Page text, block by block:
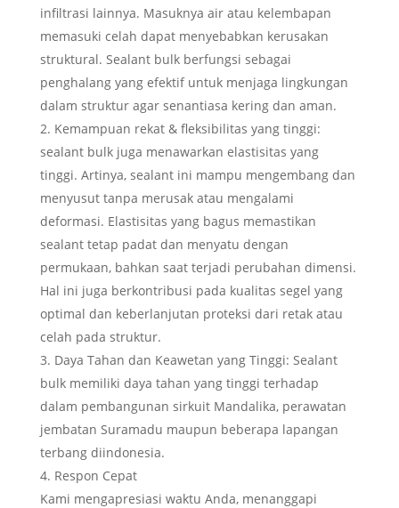
infiltrasi lainnya. Masuknya air atau kelembapan
memasuki celah dapat menyebabkan kerusakan
struktural. Sealant bulk berfungsi sebagai
penghalang yang efektif untuk menjaga lingkungan
dalam struktur agar senantiasa kering dan aman.
Kemampuan rekat & fleksibilitas yang tinggi:
sealant bulk juga menawarkan elastisitas yang
tinggi. Artinya, sealant ini mampu mengembang dan
menyusut tanpa merusak atau mengalami
deformasi. Elastisitas yang bagus memastikan
sealant tetap padat dan menyatu dengan
permukaan, bahkan saat terjadi perubahan dimensi.
Hal ini juga berkontribusi pada kualitas segel yang
optimal dan keberlanjutan proteksi dari retak atau
celah pada struktur.
Daya Tahan dan Keawetan yang Tinggi: Sealant
bulk memiliki daya tahan yang tinggi terhadap
dalam pembangunan sirkuit Mandalika, perawatan
jembatan Suramadu maupun beberapa lapangan
terbang diindonesia.
Respon Cepat
Kami mengapresiasi waktu Anda, menanggapi